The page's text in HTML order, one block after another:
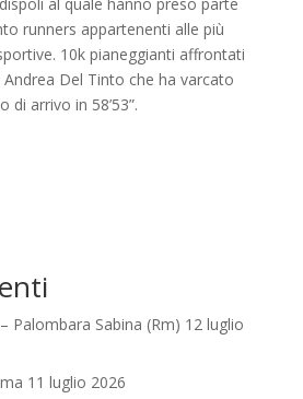
al quale hanno preso parte
runners appartenenti alle più
10k pianeggianti affrontati
Del Tinto che ha varcato
di arrivo in 58’53”.
Palombara Sabina (Rm) 12 luglio
11 luglio 2026